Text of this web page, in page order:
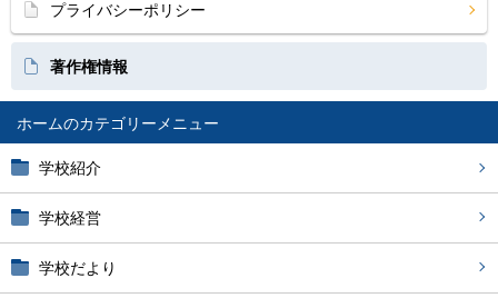
ホーム
学校紹介
学校経営
学校だより
プライバシーポリシー
著作権情報